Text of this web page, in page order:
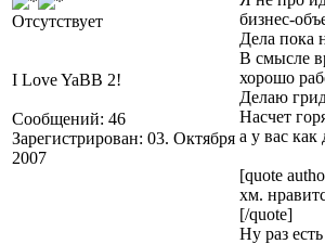
Отсутствует
I Love YaBB 2!
Сообщений: 46
Зарегистрирован: 03. Октября
2007
бизнес-
Дела пока
В смысле
хорошо
Делаю
Насчет
а у вас как
[quote
хм.
[/quote]
Ну раз